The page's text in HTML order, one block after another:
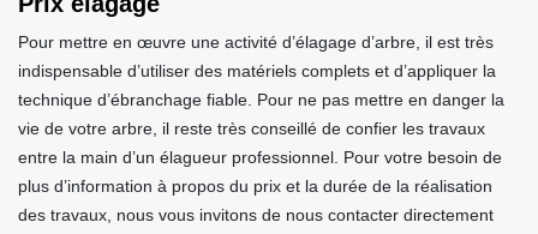
Pour mettre en œuvre une activité d’élagage d’arbre, il est très
indispensable d’utiliser des matériels complets et d’appliquer la
technique d’ébranchage fiable. Pour ne pas mettre en danger la
vie de votre arbre, il reste très conseillé de confier les travaux
entre la main d’un élagueur professionnel. Pour votre besoin de
plus d’information à propos du prix et la durée de la réalisation
des travaux, nous vous invitons de nous contacter directement